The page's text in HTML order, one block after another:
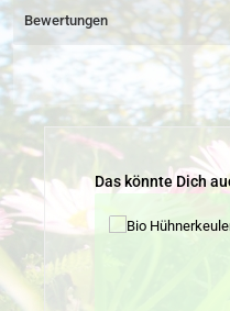
Bewertungen
Produktgalerie
Das könnte Dich